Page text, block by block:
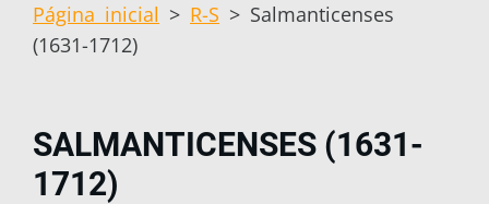
Página inicial > R-S > Salmanticenses
(1631-1712)
SALMANTICENSES (1631-
1712)